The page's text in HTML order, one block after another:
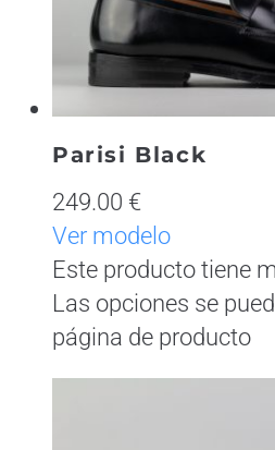
Parisi Black
249.00 €
Ver modelo
Este producto tiene
Las opciones se
página de producto